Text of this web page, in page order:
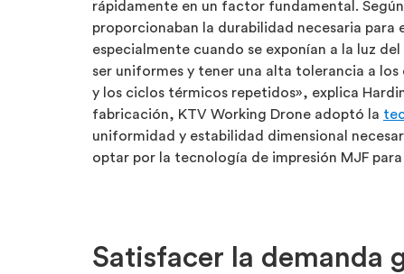
rápidamente en un factor fundamental.
proporcionaban la durabilidad necesaria
especialmente cuando se exponían a la luz
ser uniformes y tener una alta tolerancia a
y los ciclos térmicos repetidos», explica
fabricación, KTV Working Drone adoptó la
uniformidad y estabilidad dimensional
optar por la tecnología de impresión MJF
Satisfacer la demanda